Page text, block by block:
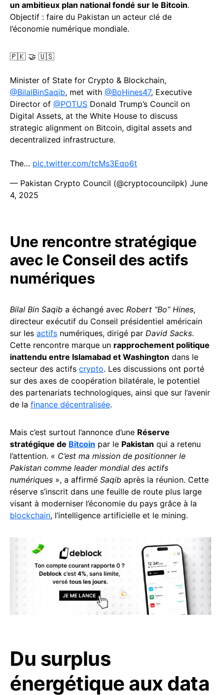
un ambitieux plan national fondé sur le Bitcoin.
Objectif : faire du Pakistan un acteur clé de
l’économie numérique mondiale.
🇵🇰 🤝 🇺🇸
Minister of State for Crypto & Blockchain,
@BilalBinSaqib, met with @BoHines47, Executive
Director of @POTUS Donald Trump’s Council on
Digital Assets, at the White House to discuss
strategic alignment on Bitcoin, digital assets and
decentralized infrastructure.
The… pic.twitter.com/tcMs3Eqo6t
— Pakistan Crypto Council (@cryptocouncilpk) June
4, 2025
Une rencontre stratégique
avec le Conseil des actifs
numériques
Bilal Bin Saqib a échangé avec Robert “Bo” Hines,
directeur exécutif du Conseil présidentiel américain
sur les actifs numériques, dirigé par David Sacks.
Cette rencontre marque un rapprochement politique
inattendu entre Islamabad et Washington dans le
secteur des actifs crypto. Les discussions ont porté
sur des axes de coopération bilatérale, le potentiel
des partenariats technologiques, ainsi que sur l’avenir
de la finance décentralisée.
Mais c’est surtout l’annonce d’une Réserve
stratégique de Bitcoin par le Pakistan qui a retenu
l’attention. « C’est ma mission de positionner le
Pakistan comme leader mondial des actifs
numériques », a affirmé Saqib après la réunion. Cette
réserve s’inscrit dans une feuille de route plus large
visant à moderniser l’économie du pays grâce à la
blockchain, l’intelligence artificielle et le mining.
Du surplus
énergétique aux data